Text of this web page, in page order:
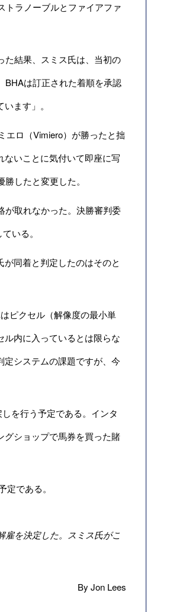
トラノーブルとファイアファ
た結果、スミス氏は、当初の
BHAは訂正された着順を承認
ます」。
エロ（Vimiero）が勝ったと拙
いことに気付いて即座に写
したと変更した。
が取れなかった。決勝審判委
いる。
同着と判定したのはそのと
ピクセル（解像度の最小単
内に入っているとは限らな
定システムの課題ですが、今
を行う予定である。インタ
グショップで馬券を買った賭
である。
雇を決定した。スミス氏がこ
By Jon Lees